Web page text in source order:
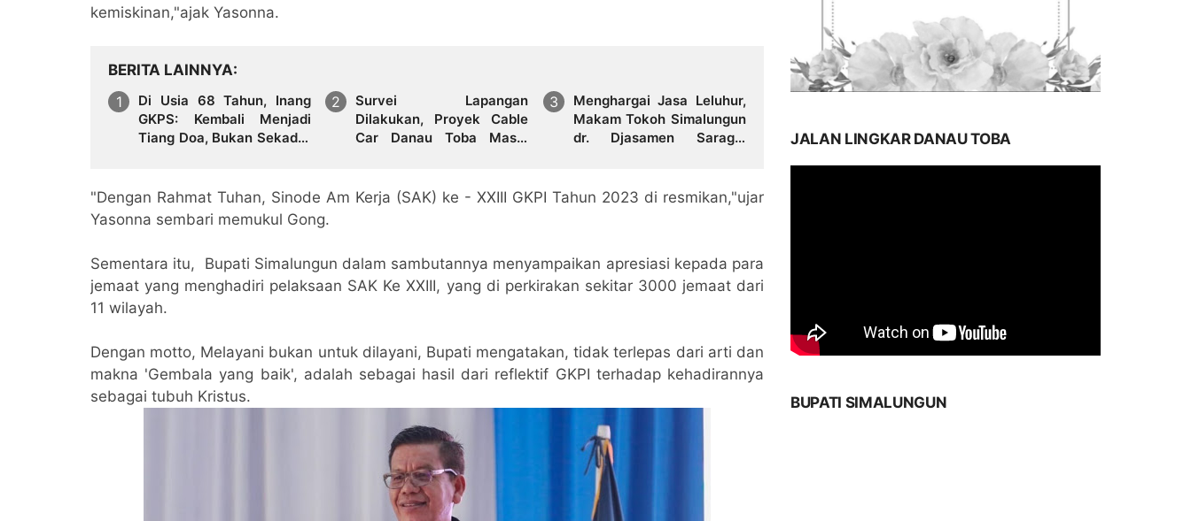
kemiskinan,"ajak Yasonna.
BERITA LAINNYA
Di Usia 68 Tahun, Inang
GKPS: Kembali Menjadi
Tiang Doa, Bukan Sekadar
Survei Lapangan
Dilakukan, Proyek Cable
Car Danau Toba Masih
Menghargai Jasa Leluhur,
Makam Tokoh Simalungun
dr. Djasamen Saragih
"Dengan Rahmat Tuhan, Sinode Am Kerja (SAK) ke - XXIII GKPI Tahun 2023 di resmikan,"ujar
Yasonna sembari memukul Gong.
Sementara itu, Bupati Simalungun dalam sambutannya menyampaikan apresiasi kepada para
jemaat yang menghadiri pelaksaan SAK Ke XXIII, yang di perkirakan sekitar 3000 jemaat dari
11 wilayah.
Dengan motto, Melayani bukan untuk dilayani, Bupati mengatakan, tidak terlepas dari arti dan
makna 'Gembala yang baik', adalah sebagai hasil dari reflektif GKPI terhadap kehadirannya
sebagai tubuh Kristus.
JALAN LINGKAR DANAU TOBA
BUPATI SIMALUNGUN